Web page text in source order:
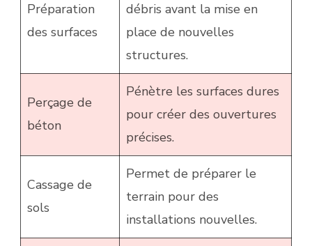
Préparation
des surfaces
débris avant la mise en
place de nouvelles
structures.
Perçage de
béton
Pénètre les surfaces dures
pour créer des ouvertures
précises.
Cassage de
sols
Permet de préparer le
terrain pour des
installations nouvelles.